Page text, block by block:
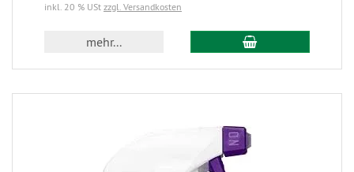
inkl. 20 % USt zzgl. Versandkosten
mehr...